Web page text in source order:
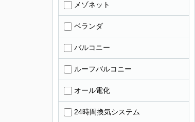
メゾネット
ベランダ
バルコニー
ルーフバルコニー
オール電化
24時間換気システム